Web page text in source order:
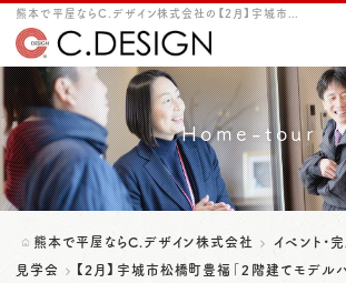
熊本で平屋ならC.デザイン株式会社の【2月】宇城市松橋町豊福「２階建てモデルハウス」ご見学・ご相談予約受付中です！ ＊販売中です。をご紹介
Home-tour
熊本で平屋ならC.デザイン株式会社 イベント・
見学会
【2月】宇城市松橋町豊福「２階建てモデル